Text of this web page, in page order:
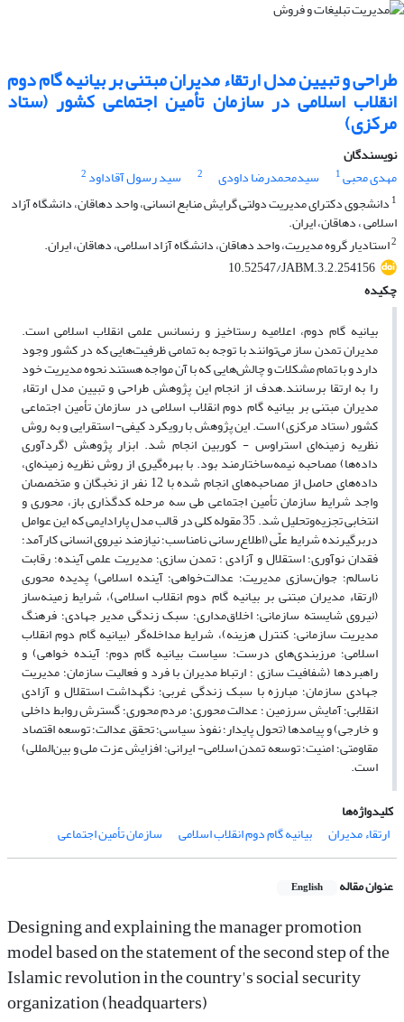
طراحی و تبیین مدل ارتقا‌ء مدیران مبتنی بر بیانیه گام دوم
انقلاب اسلامی در سازمان تأمین اجتماعی کشور (ستاد
مرکزی)
نویسندگان
مهدی محبی1 سیدمحمدرضا داودی 2 سید رسول آقاداود 2
1 دانشجوی دکترای مدیریت دولتی گرایش منابع انسانی، واحد دهاقان، دانشگاه آزاد
اسلامی ، دهاقان، ایران.
2استادیار گروه مدیریت، واحد دهاقان، دانشگاه آزاد اسلامی، دهاقان، ایران.
10.52547/JABM.3.2.254156
چکیده
بیانیه گام دوم، اعلامیه رستاخیز و رنسانس علمی انقلاب اسلامی است.
مدیران تمدن ساز می‌توانند با توجه به تمامی ظرفیت‌هایی که در کشور وجود
دارد و با تمام مشکلات و چالش‌هایی که با آن مواجه هستند نحوه مدیریت خود
را به ارتقا برسانند.هدف از انجام این پژوهش طراحی و تبیین مدل ارتقا‌ء
مدیران مبتنی بر بیانیه گام دوم انقلاب اسلامی در سازمان تأمین اجتماعی
کشور (ستاد مرکزی) است. این پژوهش با رویکرد کیفی‌- استقرایی و به روش
نظریه زمینه‌ای استراوس - کوربین انجام شد. ابزار پژوهش (گردآوری
داده‌ها) مصاحبه نیمه‌ساختارمند بود. با بهره‌گیری از روش نظریه زمینه‌ای،
داده‌های حاصل از مصاحبه‌های انجام شده با 12 نفر از نخبگان و متخصصان
واجد شرایط سازمان تأمین اجتماعیطی سه مرحله کدگذاری باز، محوری و
انتخابی تجزیه‌وتحلیل شد. 35 مقوله کلی در قالب مدل پارادایمی که این عوامل
دربرگیرنده شرایط علّى (اطلاع‌رسانی نامناسب؛ نیازمند نیروی انسانی کارآمد؛
فقدان نوآوری؛ استقلال و آزادی ؛ تمدن سازی؛ مدیریت علمی آینده؛ رقابت
ناسالم؛ جوان‌سازی مدیریت؛ عدالت‌خواهی؛ آینده اسلامی) پدیده محوری
(ارتقا‌ء مدیران مبتنی بر بیانیه گام دوم انقلاب اسلامی)، شرایط زمینه‌ساز
(نیروی شایسته سازمانی؛ اخلاق‌مداری؛ سبک زندگی مدیر جهادی؛ فرهنگ
مدیریت سازمانی؛ کنترل هزینه)، شرایط مداخله‌گر (بیانیه گام دوم انقلاب
اسلامی؛ مرزبندی‌های درست؛ سیاست بیانیه گام دوم؛ آینده خواهی) و
راهبردها (شفافیت سازی ؛ ارتباط مدیران با فرد و فعالیت سازمان؛ مدیریت
جهادی سازمان؛ مبارزه با سبک زندگی غربی؛ نگهداشت استقلال و آزادی
انقلابی؛ آمایش سرزمین ؛ عدالت محوری؛ مردم محوری؛ گسترش روابط داخلی
و خارجی) و پیامدها (تحول پایدار؛ نفوذ سیاسی؛ تحقق عدالت؛ توسعه اقتصاد
مقاومتی؛ امنیت؛ توسعه تمدن اسلامی- ایرانی؛ افزایش عزت ملی و بین‌المللی)
است.
کلیدواژه‌ها
ارتقا‌ء مدیران
بیانیه گام دوم انقلاب اسلامی سازمان تأمین اجتماعی
عنوان مقاله English
Designing and explaining the manager promotion
model based on the statement of the second step of the
Islamic revolution in the country's social security
organization (headquarters)